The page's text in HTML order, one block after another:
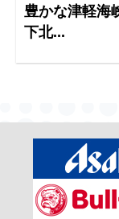
豊かな津軽海
下北...